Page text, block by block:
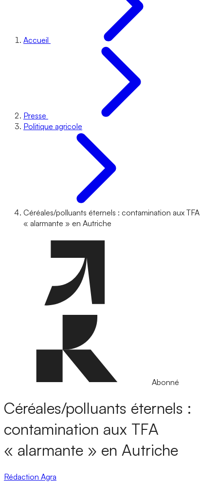
Accueil
Presse
Politique agricole
Céréales/polluants éternels : contamination aux TFA
« alarmante » en Autriche
Abonné
Céréales/polluants éternels :
contamination aux TFA
« alarmante » en Autriche
Rédaction Agra